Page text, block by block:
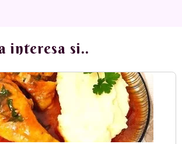
interesa si..